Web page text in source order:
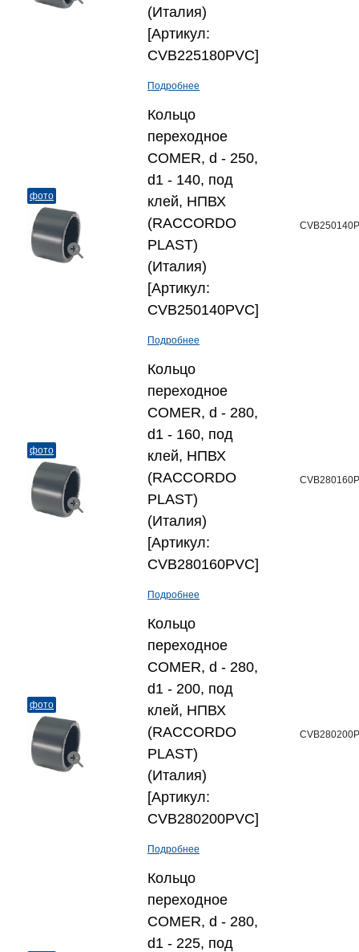
(Италия)
[Артикул:
CVB225180PVC]
Подробнее
фото
Кольцо
переходное
COMER, d - 250,
d1 - 140, под
клей, НПВХ
(RACCORDO
PLAST)
(Италия)
[Артикул:
CVB250140PVC]
Подробнее
фото
Кольцо
переходное
COMER, d - 280,
d1 - 160, под
клей, НПВХ
(RACCORDO
PLAST)
(Италия)
[Артикул:
CVB280160PVC]
Подробнее
фото
Кольцо
переходное
COMER, d - 280,
d1 - 200, под
клей, НПВХ
(RACCORDO
PLAST)
(Италия)
[Артикул:
CVB280200PVC]
Подробнее
Кольцо
переходное
COMER, d - 280,
d1 - 225, под